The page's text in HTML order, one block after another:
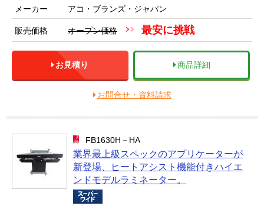
メーカー アコ・ブランズ・ジャパン
販売価格 オープン価格 最安に挑戦
お見積り 商品詳細
お問合せ・資料請求
FB1630H－HA
業界最上級スペックのアプリケーターが
新登場、ヒートアシスト機能付きハイエ
ンドモデルラミネーター。